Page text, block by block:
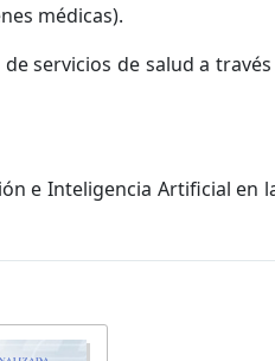
médicas).
servicios de salud a
e Inteligencia Artificial en